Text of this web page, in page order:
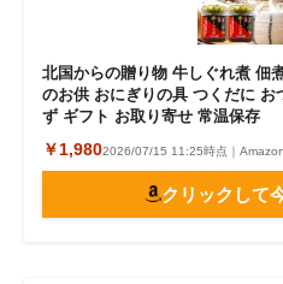
北国からの贈り物 牛しぐれ煮 佃
のお供 おにぎりの具 つくだに
ず ギフト お取り寄せ 常温保存
￥1,9802026/07/15 11:25時点｜
クリックして